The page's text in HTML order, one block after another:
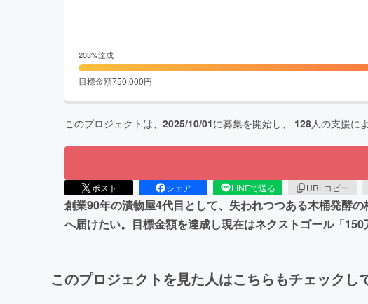
203%達成
目標金額750,000円
このプロジェクトは、 2025/10/01に募集を開始し、 128人の支援に
ポスト シェア LINEで送る URLコピー
創業90年の漬物屋4代目として、失われつつある木桶発酵
へ届けたい。目標金額を達成し現在はネクストゴール「
このプロジェクトを見た人はこちらもチェックし